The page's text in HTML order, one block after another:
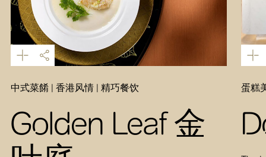
中式菜餚 | 香港风情 | 精巧餐饮
Golden Leaf 金
蛋糕